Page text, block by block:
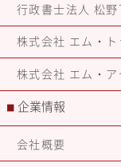
行政書士法人 松
株式会社 エム・ト
株式会社 エム・ア
■ 企業情報
会社概要